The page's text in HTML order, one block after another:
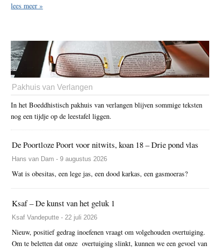
lees meer »
Pakhuis van Verlangen
In het Boeddhistisch pakhuis van verlangen blijven sommige teksten
nog een tijdje op de leestafel liggen.
De Poortloze Poort voor nitwits, koan 18 – Drie pond vlas
Hans van Dam - 9 augustus 2026
Wat is obesitas, een lege jas, een dood karkas, een gasmoeras?
Ksaf – De kunst van het geluk 1
Ksaf Vandeputte - 22 juli 2026
Nieuw, positief gedrag inoefenen vraagt om volgehouden overtuiging.
Om te beletten dat onze overtuiging slinkt, kunnen we een gevoel van